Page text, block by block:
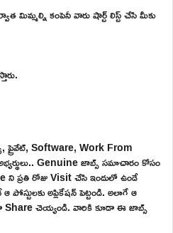
మిమ్మల్ని కంపెనీ వారు షార్ట్ లిస్ట్ చేసి మీకు
ప్రైవేట్, Software, Work From
Genuine జాబ్స్ సమాచారం కోసం
ప్రతి రోజు Visit చేసి ఇందులో ఉండే
అప్లికేషన్ పెట్టండి. అలాగే ఆ
Share చెయ్యండి. వారికి కూడా ఈ జాబ్స్